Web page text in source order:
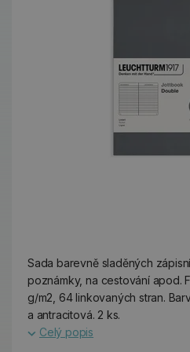
Sada barevně sladěných
poznámky, na cestování apod.
g/m2, 64 linkovaných stran.
a antracitová. 2 ks.
Celý popis